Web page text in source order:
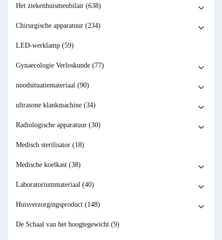
Het ziekenhuismeubilair (638)
Chirurgische apparatuur (234)
LED-werklamp (59)
Gynaecologie Verloskunde (77)
noodsituatiemateriaal (90)
ultrasone klankmachine (34)
Radiologische apparatuur (30)
Medisch sterilisator (18)
Medische koelkast (38)
Laboratoriummateriaal (40)
Huisverzorgingsproduct (148)
De Schaal van het hoogtegewicht (9)